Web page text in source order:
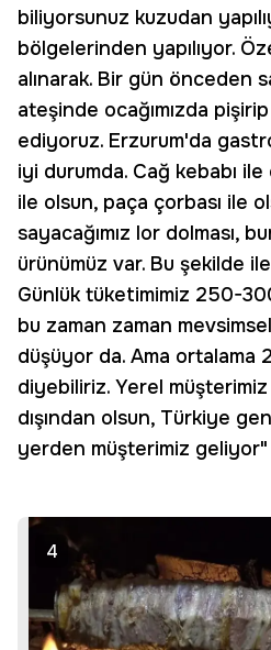
biliyorsunuz kuzudan
bölgelerinden yapılıyor.
alınarak. Bir gün önceden
ateşinde ocağımızda
ediyoruz. Erzurum'da
iyi durumda. Cağ kebabı ile
ile olsun, paça çorbası ile
sayacağımız lor dolması,
ürünümüz var. Bu şekilde
Günlük tüketimimiz 250-
bu zaman zaman
düşüyor da. Ama ortalama
diyebiliriz. Yerel
dışından olsun, Türkiye
yerden müşterimiz
4